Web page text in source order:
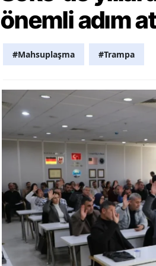
önemli adım
#Mahsuplaşma #Trampa